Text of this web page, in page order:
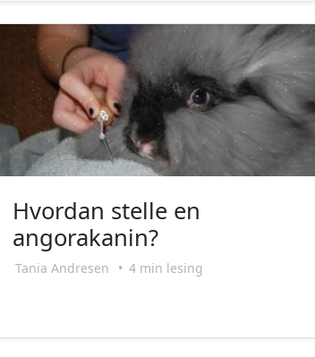
Hvordan stelle en
angorakanin?
Tania Andresen • 4 min lesing